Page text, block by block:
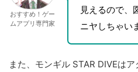
おすすめ！ゲー
ムアプリ専門家
見えるので、
ニヤしちゃい
また、モンギル STAR DIVEは